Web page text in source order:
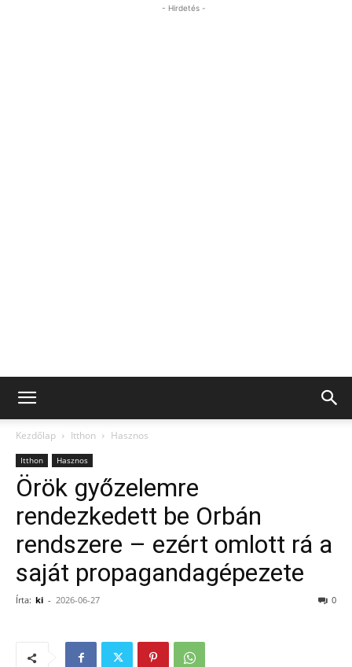
- Hirdetés -
Kezdőlap Itthon Hasznos
Itthon Hasznos
Örök győzelemre
rendezkedett be Orbán
rendszere – ezért omlott rá a
saját propagandagépezete
Írta: ki - 2026-06-27 0